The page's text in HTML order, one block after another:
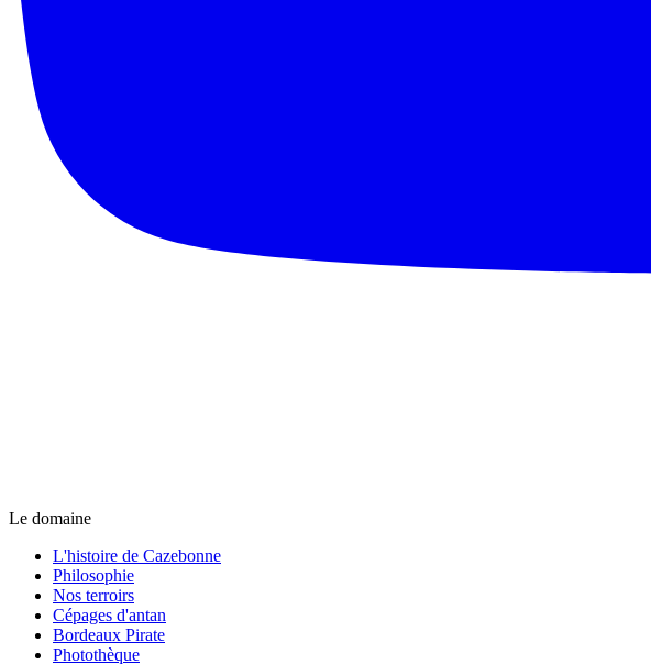
Le domaine
L'histoire de Cazebonne
Philosophie
Nos terroirs
Cépages d'antan
Bordeaux Pirate
Photothèque